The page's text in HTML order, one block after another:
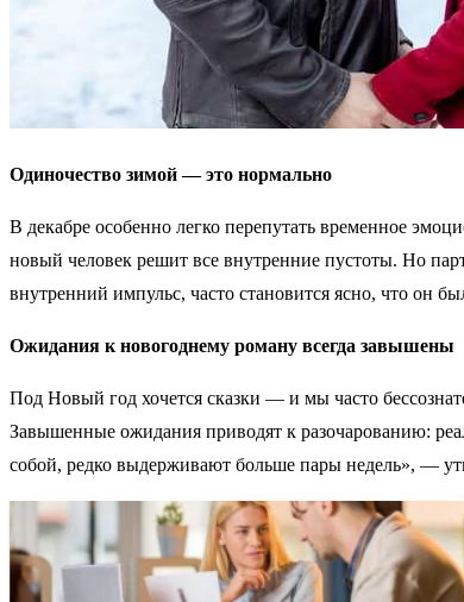
Одиночество зимой — это нормально
В декабре особенно легко перепутать временное
новый человек решит все внутренние пустоты. Но
внутренний импульс, часто становится ясно, что он
Ожидания к новогоднему роману всегда завышены
Под Новый год хочется сказки — и мы часто
Завышенные ожидания приводят к разочарованию:
собой, редко выдерживают больше пары недель», —